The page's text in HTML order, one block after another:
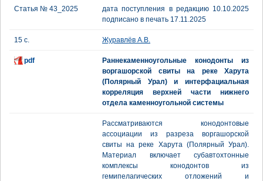
Статья № 43_2025
дата поступления в редакцию 10.10.2025
подписано в печать 17.11.2025
15 с. Журавлёв А.В.
pdf
Раннекаменноугольные конодонты из
воргашорской свиты на реке Харута
(Полярный Урал) и интерфациальная
корреляция верхней части нижнего
отдела каменноугольной системы
Рассматриваются конодонтовые
ассоциации из разреза воргашорской
свиты на реке Харута (Полярный Урал).
Материал включает субавтохтонные
комплексы конодонтов из
гемипелагических отложений и